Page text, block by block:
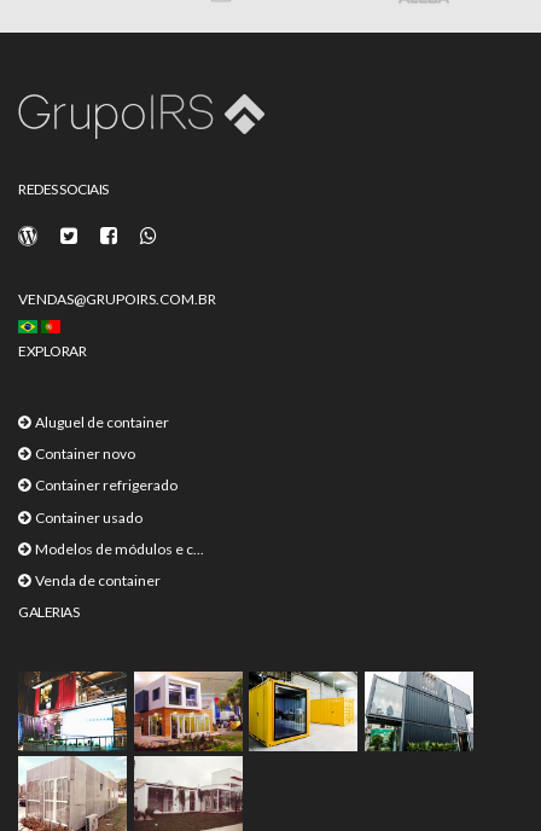
REDES SOCIAIS
VENDAS@GRUPOIRS.COM.BR
EXPLORAR
Aluguel de container
Container novo
Container refrigerado
Container usado
Modelos de módulos e c...
Venda de container
GALERIAS